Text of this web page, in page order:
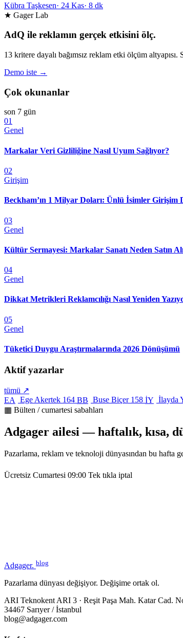
Kübra Taşkesen· 24 Kas· 8 dk
★ Gager Lab
AdQ ile reklamın gerçek etkisini ölç.
13 kritere dayalı bağımsız reklam etki ölçüm
Demo iste →
Çok okunanlar
son 7 gün
01
Genel
Markalar Veri Gizliliğine Nasıl Uyum Sağlıyor?
02
Girişim
Beckham’ın 1 Milyar Doları: Ünlü İsimler Girişim
03
Genel
Kültür Sermayesi: Markalar Sanatı Neden Satın
04
Genel
Dikkat Metrikleri Reklamcılığı Nasıl Yeniden
05
Genel
Tüketici Duygu Araştırmalarında 2026 Dönüşümü
Aktif yazarlar
tümü ↗
EA
Ege Akertek 164 BB Buse Biçer 158 İY İlayda
▦ Bülten / cumartesi sabahları
Adgager ailesi — haftalık, kısa,
Pazarlama, reklam ve teknoloji dünyasından bu hafta
Ücretsiz Cumartesi 09:00 Tek tıkla iptal
Adgager. blog
Pazarlama dünyası değişiyor. Değişime ortak ol.
ARI Teknokent ARI 3 · Reşit Paşa Mah. Katar Cad.
34467 Sarıyer / İstanbul
blog@adgager.com